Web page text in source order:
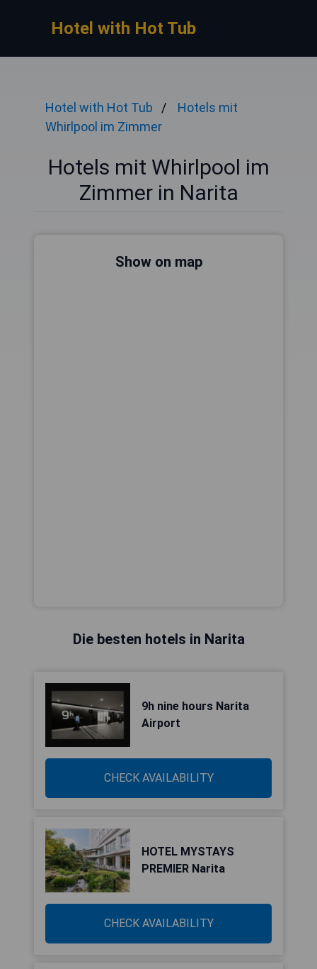
Hotel with Hot Tub
Hotel with Hot Tub
Hotels mit
Whirlpool im Zimmer
Hotels mit Whirlpool im
Zimmer in Narita
Show on map
Die besten hotels in Narita
9h nine hours Narita
Airport
CHECK AVAILABILITY
HOTEL MYSTAYS
PREMIER Narita
CHECK AVAILABILITY